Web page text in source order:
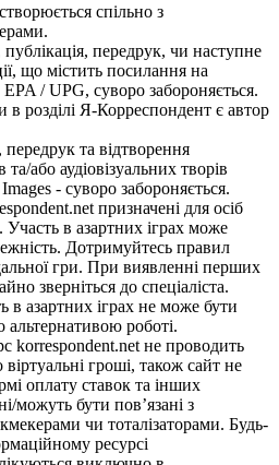
спільно з
передрук, чи наступне
що містить посилання на
/ UPG, суворо забороняється.
в розділі Я-Корреспондент є автор
та відтворення
або аудіовізуальних творів
- суворо забороняється.
призначені для осіб
в азартних іграх може
Дотримуйтесь правил
гри. При виявленні перших
зверніться до спеціаліста.
в азартних іграх не може бути
альтернативою роботі.
korrespondent.net не проводить
віртуальні гроші, також сайт не
оплату ставок та інших
можуть бути пов’язані з
чи тоталізаторами. Будь-
ресурсі